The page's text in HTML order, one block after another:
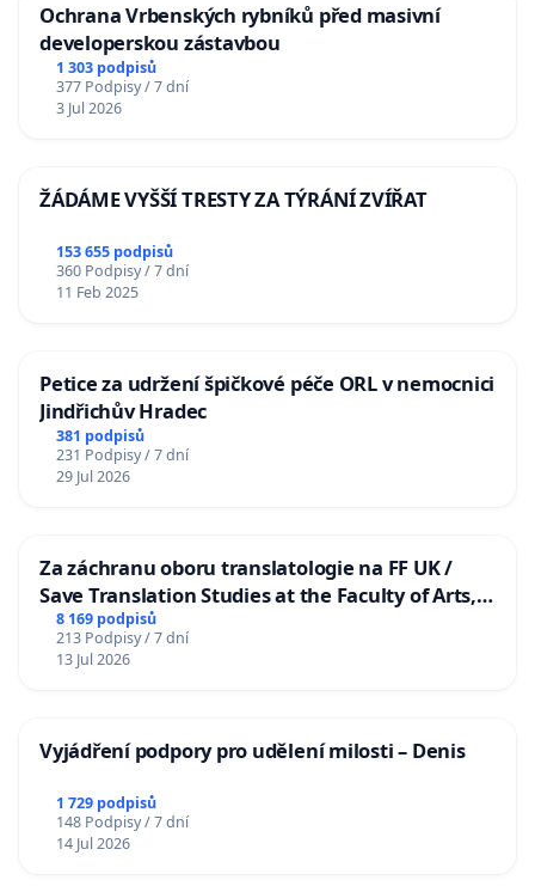
Ochrana Vrbenských rybníků před masivní
developerskou zástavbou
1 303 podpisů
377 Podpisy / 7 dní
3 Jul 2026
ŽÁDÁME VYŠŠÍ TRESTY ZA TÝRÁNÍ ZVÍŘAT
153 655 podpisů
360 Podpisy / 7 dní
11 Feb 2025
Petice za udržení špičkové péče ORL v nemocnici
Jindřichův Hradec
381 podpisů
231 Podpisy / 7 dní
29 Jul 2026
Za záchranu oboru translatologie na FF UK /
Save Translation Studies at the Faculty of Arts,
Charles University
8 169 podpisů
213 Podpisy / 7 dní
13 Jul 2026
Vyjádření podpory pro udělení milosti – Denis
1 729 podpisů
148 Podpisy / 7 dní
14 Jul 2026